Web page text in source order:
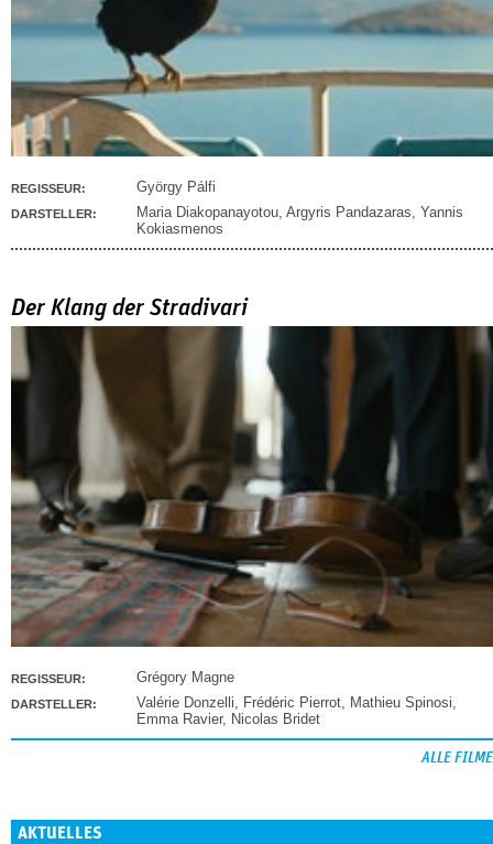
REGISSEUR: György Pálfi
DARSTELLER: Maria Diakopanayotou, Argyris Pandazaras, Yannis
Kokiasmenos
Der Klang der Stradivari
REGISSEUR: Grégory Magne
DARSTELLER: Valérie Donzelli, Frédéric Pierrot, Mathieu Spinosi,
Emma Ravier, Nicolas Bridet
ALLE FILME
AKTUELLES